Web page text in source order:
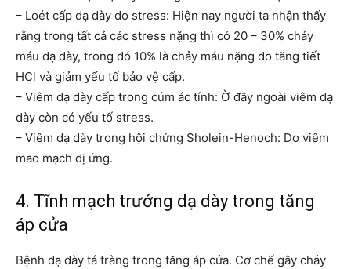
– Loét cấp dạ dày do stress: Hiện nay người ta nhận thấy
rằng trong tất cả các stress nặng thì có 20 – 30% chảy
máu dạ dày, trong đó 10% là chảy máu nặng do tăng tiết
HCl và giảm yếu tố bảo vệ cấp.
– Viêm dạ dày cấp trong cúm ác tính: Ờ đây ngoài viêm dạ
dày còn có yếu tố stress.
– Viêm dạ dày trong hội chứng Sholein-Henoch: Do viêm
mao mạch dị ứng.
4. Tĩnh mạch trướng dạ dày trong tăng
áp cửa
Bệnh dạ dày tá tràng trong tăng áp cửa. Cơ chế gây chảy